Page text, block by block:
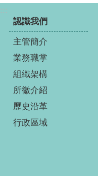
:::
認識我們
主管簡介
業務職掌
組織架構
所徽介紹
歷史沿革
行政區域